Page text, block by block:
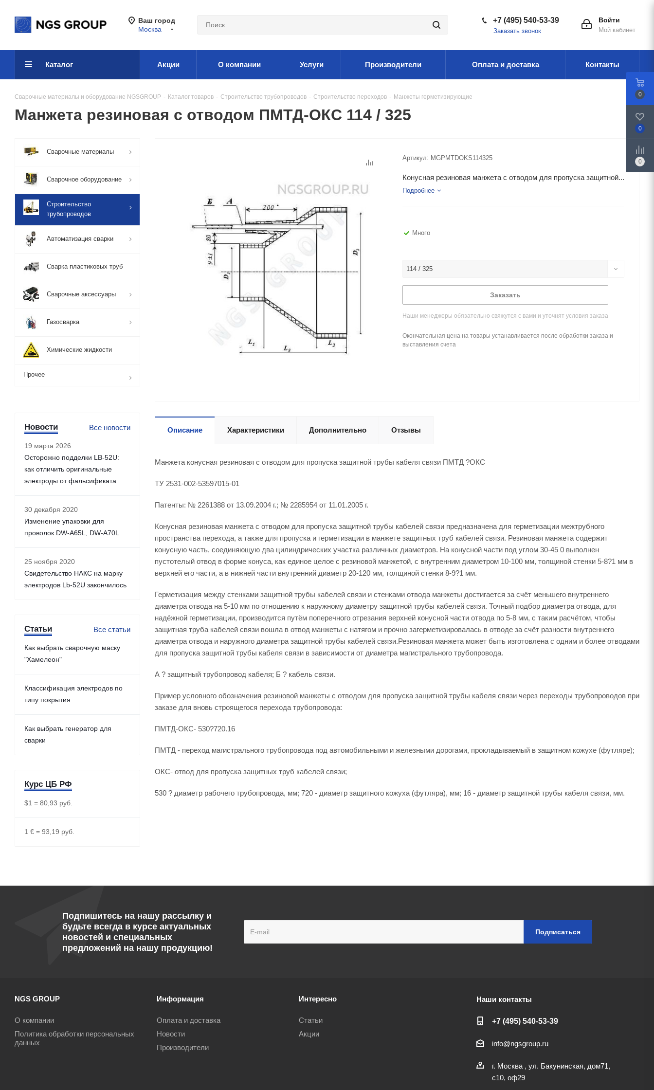
Ваш город
Москва
Войти
Мой кабинет
+7 (495) 540-53-39
Заказать звонок
Каталог Акции О компании Услуги Производители Оплата и доставка Контакты
Сварочные материалы и оборудование NGSGROUP - Каталог товаров - Строительство трубопроводов - Строительство переходов - Манжеты герметизирующие
Манжета резиновая с отводом ПМТД-ОКС 114 / 325
Артикул: MGPMTDOKS114325
Конусная резиновая манжета с отводом для пропуска защитной...
Подробнее
Много
114 / 325
Заказать
Наши менеджеры обязательно свяжутся с вами и уточнят условия заказа
Окончательная цена на товары устанавливается после обработки заказа и
выставления счета
Описание Характеристики Дополнительно Отзывы
Манжета конусная резиновая с отводом для пропуска защитной трубы кабеля связи ПМТД ?ОКС
ТУ 2531-002-53597015-01
Патенты: № 2261388 от 13.09.2004 г.; № 2285954 от 11.01.2005 г.
Конусная резиновая манжета с отводом для пропуска защитной трубы кабелей связи предназначена для герметизации межтрубного
пространства перехода, а также для пропуска и герметизации в манжете защитных труб кабелей связи. Резиновая манжета содержит
конусную часть, соединяющую два цилиндрических участка различных диаметров. На конусной части под углом 30-45 0 выполнен
пустотелый отвод в форме конуса, как единое целое с резиновой манжетой, с внутренним диаметром 10-100 мм, толщиной стенки 5-8?1 мм в
верхней его части, а в нижней части внутренний диаметр 20-120 мм, толщиной стенки 8-9?1 мм.
Герметизация между стенками защитной трубы кабелей связи и стенками отвода манжеты достигается за счёт меньшего внутреннего
диаметра отвода на 5-10 мм по отношению к наружному диаметру защитной трубы кабелей связи. Точный подбор диаметра отвода, для
надёжной герметизации, производится путём поперечного отрезания верхней конусной части отвода по 5-8 мм, с таким расчётом, чтобы
защитная труба кабелей связи вошла в отвод манжеты с натягом и прочно загерметизировалась в отводе за счёт разности внутреннего
диаметра отвода и наружного диаметра защитной трубы кабелей связи.Резиновая манжета может быть изготовлена с одним и более отводами
для пропуска защитной трубы кабеля связи в зависимости от диаметра магистрального трубопровода.
А ? защитный трубопровод кабеля; Б ? кабель связи.
Пример условного обозначения резиновой манжеты с отводом для пропуска защитной трубы кабеля связи через переходы трубопроводов при
заказе для вновь строящегося перехода трубопровода:
ПМТД-ОКС- 530?720.16
ПМТД - переход магистрального трубопровода под автомобильными и железными дорогами, прокладываемый в защитном кожухе (футляре);
ОКС- отвод для пропуска защитных труб кабелей связи;
530 ? диаметр рабочего трубопровода, мм; 720 - диаметр защитного кожуха (футляра), мм; 16 - диаметр защитной трубы кабеля связи, мм.
Сварочные материалы
Сварочное оборудование
Строительство
трубопроводов
Автоматизация сварки
Сварка пластиковых труб
Сварочные аксессуары
Газосварка
Химические жидкости
Прочее
Новости Все новости
19 марта 2026
Осторожно подделки LB-52U:
как отличить оригинальные
электроды от фальсификата
30 декабря 2020
Изменение упаковки для
проволок DW-A65L, DW-A70L
25 ноября 2020
Свидетельство НАКС на марку
электродов Lb-52U закончилось
Статьи Все статьи
Как выбрать сварочную маску
"Хамелеон"
Классификация электродов по
типу покрытия
Как выбрать генератор для
сварки
Курс ЦБ РФ
$1 = 80,93 руб.
1 € = 93,19 руб.
Подпишитесь на нашу рассылку и
будьте всегда в курсе актуальных
новостей и специальных
предложений на нашу продукцию!
NGS GROUP
О компании
Политика обработки персональных
данных
Информация
Оплата и доставка
Новости
Производители
Интересно
Статьи
Акции
Наши контакты
+7 (495) 540-53-39
info@ngsgroup.ru
г. Москва , ул. Бакунинская, дом71,
с10, оф29
0
0
0